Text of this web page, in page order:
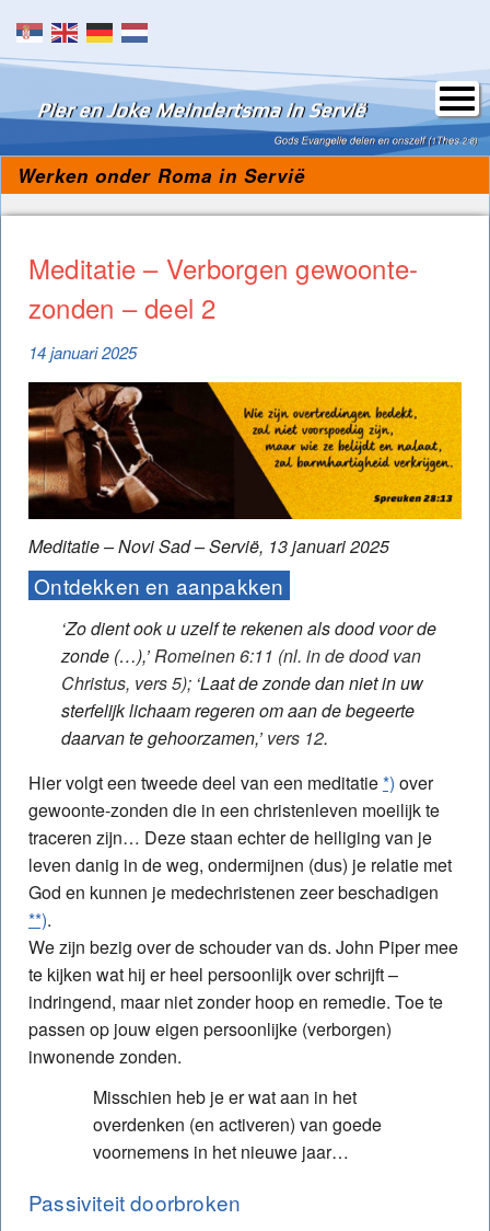
Skip to content
Meditatie – Verborgen gewoonte-
zonden – deel 2
14 januari 2025
Meditatie – Novi Sad – Servië, 13 januari 2025
Ontdekken en aanpakken
‘Zo dient ook u uzelf te rekenen als dood voor de
zonde (…),’Romeinen 6:11 (nl. in de dood van
Christus, vers 5); ‘Laat de zonde dan niet in uw
sterfelijk lichaam regeren om aan de begeerte
daarvan te gehoorzamen,’ vers 12.
Hier volgt een tweede deel van een meditatie*) over
gewoonte-zonden die in een christenleven moeilijk te
traceren zijn… Deze staan echter de heiliging van je
leven danig in de weg, ondermijnen (dus) je relatie met
God en kunnen je medechristenen zeer beschadigen
**).
We zijn bezig over de schouder van ds. John Piper mee
te kijken wat hij er heel persoonlijk over schrijft –
indringend, maar niet zonder hoop en remedie. Toe te
passen op jouw eigen persoonlijke (verborgen)
inwonende zonden.
Misschien heb je er wat aan in het
overdenken (en activeren) van goede
voornemens in het nieuwe jaar…
Passiviteit doorbroken
Werken onder Roma in Servië